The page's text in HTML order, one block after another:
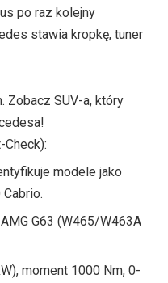
po raz kolejny
stawia kropkę, tuner
Zobacz SUV-a, który
modele jako
G63 (W465/W463A
moment 1000 Nm, 0-